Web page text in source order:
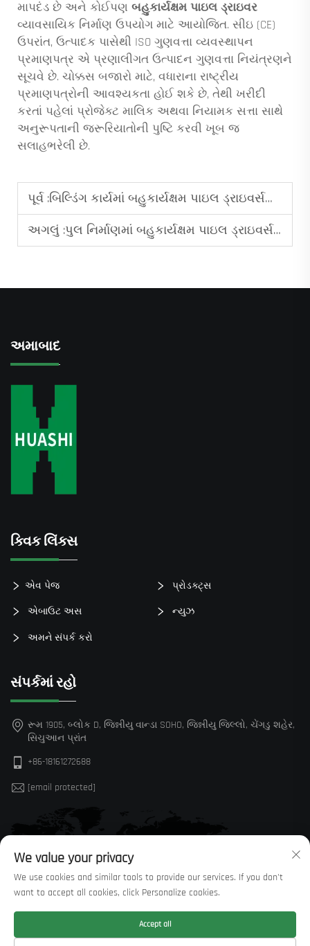
માપદંડ છે અને કોઈપણ બહુકાર્યક્ષમ પાઇલ ડ્રાઇવર
વ્યાવસાયિક નિર્માણ ઉપયોગ માટે આયોજિત. સીઇ (CE)
ઉપરાંત, ઉત્પાદક પાસેથી ISO ગુણવત્તા વ્યવસ્થાપન
પ્રમાણપત્ર એ પ્રણાલીગત ઉત્પાદન ગુણવત્તા નિયંત્રણને
સૂચવે છે. ચોક્કસ બજારો માટે, વધારાના રાષ્ટ્રીય
પ્રમાણપત્રોની આવશ્યકતા હોઈ શકે છે, તેથી ખરીદી
કરતાં પહેલાં પ્રોજેક્ટ માલિક અથવા નિયામક સત્તા સાથે
અનુરૂપતાની જરૂરિયાતોની પુષ્ટિ કરવી ખૂબ જ
સલાહભરેલી છે.
પૂર્વ :બિલ્ડિંગ કાર્યમાં બહુકાર્યક્ષમ પાઇલ ડ્રાઇવર્સનો ઉપયોગ કરવાના ફાયદા
અગલું :પુલ નિર્માણમાં બહુકાર્યક્ષમ પાઇલ ડ્રાઇવર્સનો ભૂમિકા
અમાબાદ
ક્વિક લિંક્સ
એવ પેજ પ્રોડક્ટ્સ
એબાઉટ અસ ન્યુઝ
અમને સંપર્ક કરો
સંપર્કમાં રહો
રૂમ 1905, બ્લોક D, જિન્નીયુ વાન્ડા SOHO, જિન્નીયુ જિલ્લો, ચેંગડુ શહેર,
સિચુઆન પ્રાંત
+86-18161272688
[email protected]
We value your privacy
We use cookies and similar tools to provide our services. If you don't
want to accept all cookies, click Personalize cookies.
Accept all